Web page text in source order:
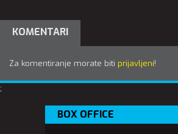
KOMENTARI
Za komentiranje morate biti prijavljeni!
;
BOX OFFICE